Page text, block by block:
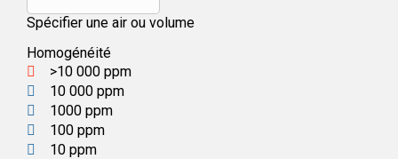
Spécifier une air ou volume
Homogénéité
>10 000 ppm
10 000 ppm
1000 ppm
100 ppm
10 ppm